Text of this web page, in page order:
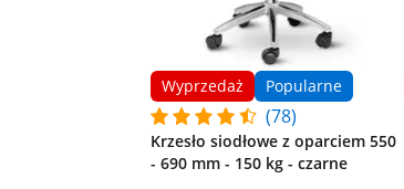
Wyprzedaż Popularne
(78)
Krzesło siodłowe z oparciem 550
- 690 mm - 150 kg - czarne